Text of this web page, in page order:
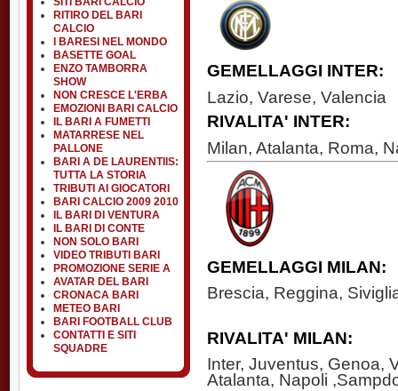
RITIRO DEL BARI
CALCIO
I BARESI NEL MONDO
BASETTE GOAL
ENZO TAMBORRA
SHOW
NON CRESCE L'ERBA
EMOZIONI BARI CALCIO
IL BARI A FUMETTI
MATARRESE NEL
PALLONE
BARI A DE LAURENTIIS:
TUTTA LA STORIA
TRIBUTI AI GIOCATORI
BARI CALCIO 2009 2010
IL BARI DI VENTURA
IL BARI DI CONTE
NON SOLO BARI
VIDEO TRIBUTI BARI
PROMOZIONE SERIE A
AVATAR DEL BARI
CRONACA BARI
METEO BARI
BARI FOOTBALL CLUB
CONTATTI E SITI
SQUADRE
GEMELLAGGI INTER:
Lazio, Varese, Valencia
RIVALITA' INTER:
Milan, Atalanta, Roma,
GEMELLAGGI MILAN:
Brescia, Reggina,
RIVALITA' MILAN:
Inter, Juventus, Genoa,
Atalanta, Napoli